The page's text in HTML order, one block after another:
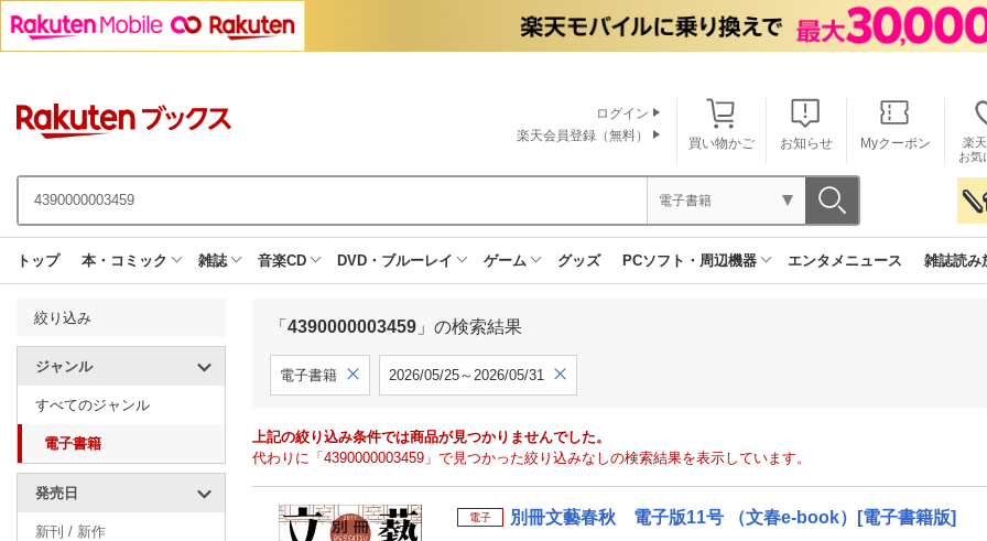
買い物かご お知らせ Myクーポン
楽
お気
ログイン
楽天会員登録（無料）
電子書籍
トップ 本・コミック 雑誌 音楽CD DVD・ブルーレイ ゲーム グッズ PCソフト・周辺機器 エンタメニュース 雑誌読み
絞り込み
ジャンル
すべてのジャンル
電子書籍
発売日
新刊 / 新作
「 4390000003459 」の検索結果
電子書籍 2026/05/25～2026/05/31
上記の絞り込み条件では商品が見つかりませんでした。
代わりに「4390000003459」で見つかった絞り込みなしの検索結果を表示しています。
電子 別冊文藝春秋 電子版11号 （文春e-book）[電子書籍版]